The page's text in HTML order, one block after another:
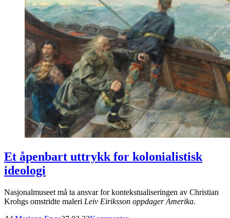
Et åpenbart uttrykk for kolonialistisk
ideologi
Nasjonalmuseet må ta ansvar for kontekstualiseringen av Christian
Krohgs omstridte maleri Leiv Eiriksson oppdager Amerika.